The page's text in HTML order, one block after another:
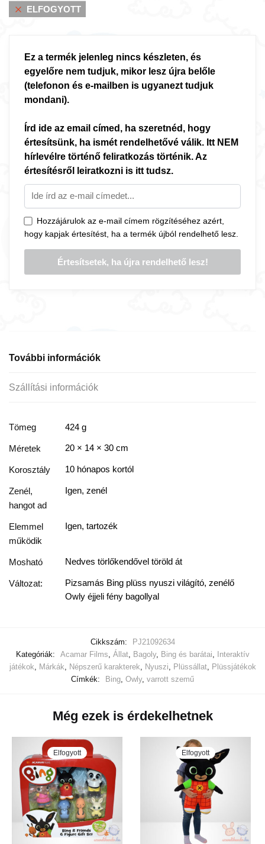
ELFOGYOTT
Ez a termék jelenleg nincs készleten, és
egyelőre nem tudjuk, mikor lesz újra belőle
(telefonon és e-mailben is ugyanezt tudjuk
mondani).
Írd ide az email címed, ha szeretnéd, hogy
értesítsünk, ha ismét rendelhetővé válik. Itt NEM
hírlevélre történő feliratkozás történik. Az
értesítésről leiratkozni is itt tudsz.
Hozzájárulok az e-mail címem rögzítéséhez azért,
hogy kapjak értesítést, ha a termék újból rendelhető lesz.
További információk
Szállítási információk
Tömeg 424 g
Méretek 20 × 14 × 30 cm
Korosztály 10 hónapos kortól
Zenél,
hangot ad
Igen, zenél
Elemmel
működik
Igen, tartozék
Mosható Nedves törlőkendővel töröld át
Változat:
Pizsamás Bing plüss nyuszi világító, zenélő
Owly éjjeli fény bagollyal
Cikkszám:
PJ21092634
Kategóriák:
Acamar Films, Állat, Bagoly, Bing és barátai,
Interaktív
játékok, Márkák, Népszerű karakterek, Nyuszi, Plüssállat, Plüssjátékok
Címkék:
Bing, Owly, varrott szemű
Még ezek is érdekelhetnek
Elfogyott Elfogyott